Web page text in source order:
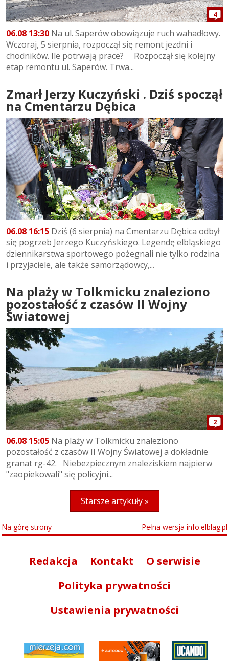
4
06.08 13:30 Na ul. Saperów obowiązuje ruch wahadłowy.
Wczoraj, 5 sierpnia, rozpoczął się remont jezdni i
chodników. Ile potrwają prace? Rozpoczął się kolejny
etap remontu ul. Saperów. Trwa...
Zmarł Jerzy Kuczyński . Dziś spoczął
na Cmentarzu Dębica
06.08 16:15 Dziś (6 sierpnia) na Cmentarzu Dębica odbył
się pogrzeb Jerzego Kuczyńskiego. Legendę elbląskiego
dziennikarstwa sportowego pożegnali nie tylko rodzina
i przyjaciele, ale także samorządowcy,...
Na plaży w Tolkmicku znaleziono
pozostałość z czasów II Wojny
Światowej
2
06.08 15:05 Na plaży w Tolkmicku znaleziono
pozostałość z czasów II Wojny Światowej a dokładnie
granat rg-42. Niebezpiecznym znaleziskiem najpierw
"zaopiekowali" się policyjni...
Starsze artykuły »
Na górę strony Pełna wersja info.elblag.pl
Redakcja Kontakt
O serwisie
Polityka prywatności
Ustawienia prywatności